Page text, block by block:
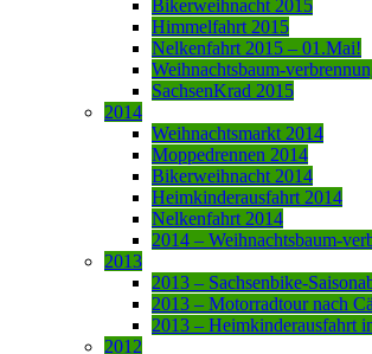
Bikerweihnacht 2015
Himmelfahrt 2015
Nelkenfahrt 2015 – 01.Mai!
Weihnachtsbaum-
SachsenKrad 2015
2014
Weihnachtsmarkt 2014
Moppedrennen 2014
Bikerweihnacht 2014
Heimkinderausfahrt 2014
Nelkenfahrt 2014
2014 – Weihnachtsbaum-
2013
2013 – Sachsenbike-
2013 – Motorradtour nach
2013 – Heimkinderausfahrt
2012